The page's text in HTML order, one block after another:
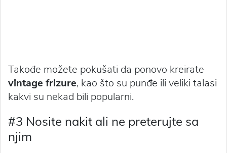
Takođe možete pokušati da ponovo kreirate
vintage frizure, kao što su punđe ili veliki talasi
kakvi su nekad bili popularni.
#3 Nosite nakit ali ne preterujte sa
njim